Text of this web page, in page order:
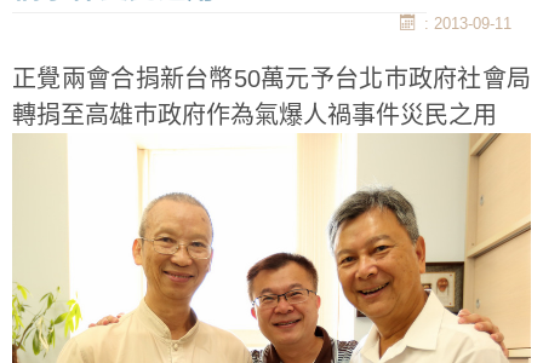
: 2013-09-11
正覺兩會合捐新台幣50萬元予台北巿政府社會局
轉捐至高雄巿政府作為氣爆人禍事件災民之用